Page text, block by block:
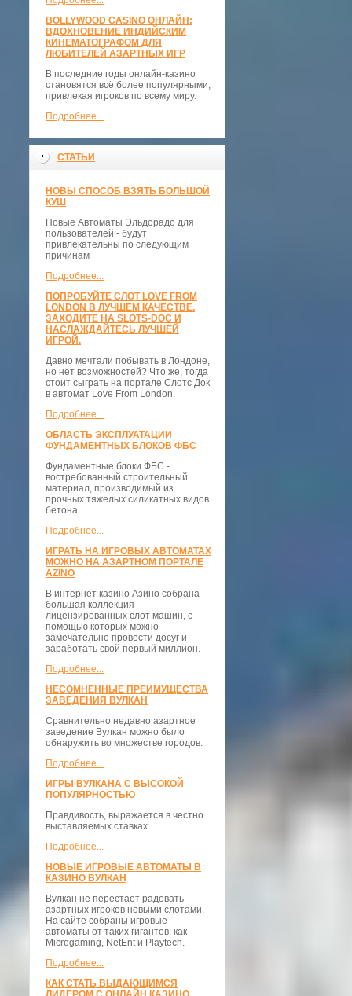
BOLLYWOOD CASINO ОНЛАЙН:
ВДОХНОВЕНИЕ ИНДИЙСКИМ
КИНЕМАТОГРАФОМ ДЛЯ
ЛЮБИТЕЛЕЙ АЗАРТНЫХ ИГР
В последние годы онлайн-казино
становятся всё более популярными,
привлекая игроков по всему миру.
Подробнее...
СТАТЬИ
НОВЫ СПОСОБ ВЗЯТЬ БОЛЬШОЙ
КУШ
Новые Автоматы Эльдорадо для
пользователей - будут
привлекательны по следующим
причинам
Подробнее...
ПОПРОБУЙТЕ СЛОТ LOVE FROM
LONDON В ЛУЧШЕМ КАЧЕСТВЕ.
ЗАХОДИТЕ НА SLOTS-DOC И
НАСЛАЖДАЙТЕСЬ ЛУЧШЕЙ
ИГРОЙ.
Давно мечтали побывать в Лондоне,
но нет возможностей? Что же, тогда
стоит сыграть на портале Слотс Док
в автомат Love From London.
Подробнее...
ОБЛАСТЬ ЭКСПЛУАТАЦИИ
ФУНДАМЕНТНЫХ БЛОКОВ ФБС
Фундаментные блоки ФБС -
востребованный строительный
материал, производимый из
прочных тяжелых силикатных видов
бетона.
Подробнее...
ИГРАТЬ НА ИГРОВЫХ АВТОМАТАХ
МОЖНО НА АЗАРТНОМ ПОРТАЛЕ
AZINO
В интернет казино Азино собрана
большая коллекция
лицензированных слот машин, с
помощью которых можно
замечательно провести досуг и
заработать свой первый миллион.
Подробнее...
НЕСОМНЕННЫЕ ПРЕИМУЩЕСТВА
ЗАВЕДЕНИЯ ВУЛКАН
Сравнительно недавно азартное
заведение Вулкан можно было
обнаружить во множестве городов.
Подробнее...
ИГРЫ ВУЛКАНА С ВЫСОКОЙ
ПОПУЛЯРНОСТЬЮ
Правдивость, выражается в честно
выставляемых ставках.
Подробнее...
НОВЫЕ ИГРОВЫЕ АВТОМАТЫ В
КАЗИНО ВУЛКАН
Вулкан не перестает радовать
азартных игроков новыми слотами.
На сайте собраны игровые
автоматы от таких гигантов, как
Microgaming, NetEnt и Playtech.
Подробнее...
КАК СТАТЬ ВЫДАЮЩИМСЯ